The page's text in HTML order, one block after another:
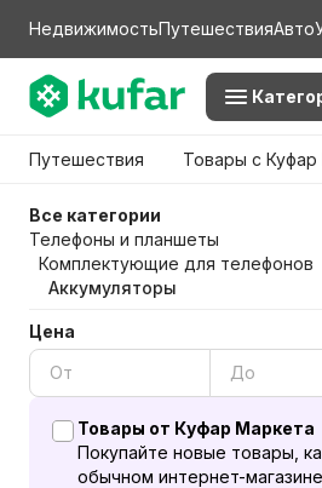
НедвижимостьПутешествияАвто
Путешествия Товары с Куфар
Все категории
Телефоны и планшеты
Комплектующие для телефонов
Аккумуляторы
Цена
Товары от Куфар Маркета
Покупайте новые товары,
обычном интернет-магазине